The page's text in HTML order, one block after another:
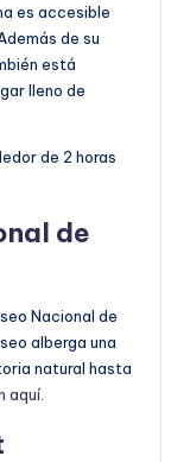
es accesible
de su
está
lleno de
de 2 horas
de
Nacional de
alberga una
natural hasta
aquí